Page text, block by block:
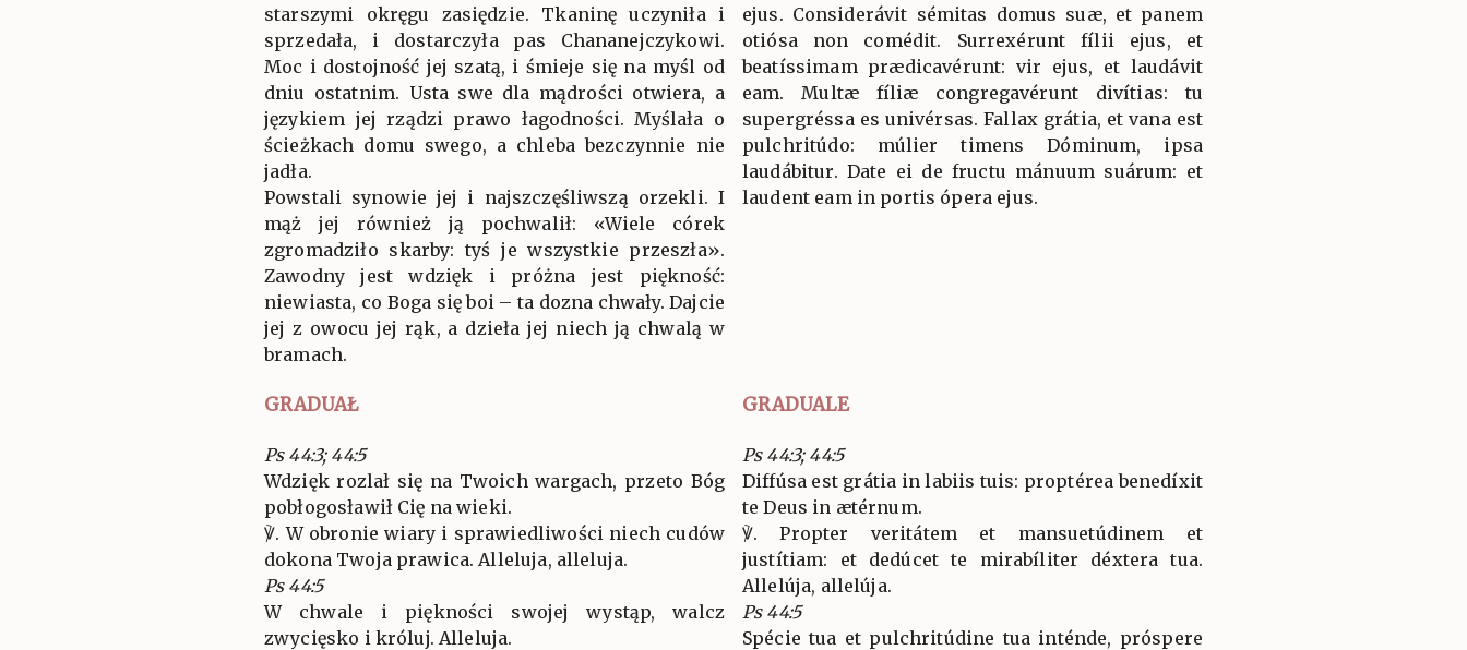
starszymi okręgu zasiędzie. Tkaninę uczyniła i
sprzedała, i dostarczyła pas Chananejczykowi.
Moc i dostojność jej szatą, i śmieje się na myśl od
dniu ostatnim. Usta swe dla mądrości otwiera, a
językiem jej rządzi prawo łagodności. Myślała o
ścieżkach domu swego, a chleba bezczynnie nie
jadła.
Powstali synowie jej i najszczęśliwszą orzekli. I
mąż jej również ją pochwalił: «Wiele córek
zgromadziło skarby: tyś je wszystkie przeszła».
Zawodny jest wdzięk i próżna jest piękność:
niewiasta, co Boga się boi – ta dozna chwały. Dajcie
jej z owocu jej rąk, a dzieła jej niech ją chwalą w
bramach.
ejus. Considerávit sémitas domus suæ, et panem
otiósa non comédit. Surrexérunt fílii ejus, et
beatíssimam prædicavérunt: vir ejus, et laudávit
eam. Multæ fíliæ congregavérunt divítias: tu
supergréssa es univérsas. Fallax grátia, et vana est
pulchritúdo: múlier timens Dóminum, ipsa
laudábitur. Date ei de fructu mánuum suárum: et
laudent eam in portis ópera ejus.
GRADUAŁ GRADUALE
Ps 44:3; 44:5
Wdzięk rozlał się na Twoich wargach, przeto Bóg
pobłogosławił Cię na wieki.
℣. W obronie wiary i sprawiedliwości niech cudów
dokona Twoja prawica. Alleluja, alleluja.
Ps 44:5
W chwale i piękności swojej wystąp, walcz
zwycięsko i króluj. Alleluja.
Ps 44:3; 44:5
Diffúsa est grátia in labiis tuis: proptérea benedíxit
te Deus in ætérnum.
℣. Propter veritátem et mansuetúdinem et
justítiam: et dedúcet te mirabíliter déxtera tua.
Allelúja, allelúja.
Ps 44:5
Spécie tua et pulchritúdine tua inténde, próspere